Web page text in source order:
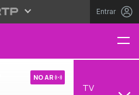
Entrar
NO AR
TV